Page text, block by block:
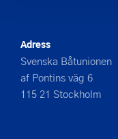
Adress
Svenska Båtunionen
af Pontins väg 6
115 21 Stockholm